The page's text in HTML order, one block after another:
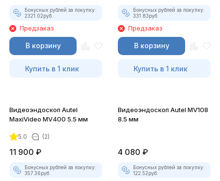
Бонусных рублей за покупку:
2321.02руб.
Предзаказ
В корзину
Купить в 1 клик
Бонусных рублей за покупку:
331.83руб.
Предзаказ
В корзину
Купить в 1 клик
Видеоэндоскоп Autel
MaxiVideo MV400 5.5 мм
5.0 (2)
11 900 ₽
Бонусных рублей за покупку:
357.36руб.
Видеоэндоскоп Autel MV108
8.5 мм
4 080 ₽
Бонусных рублей за покупку:
122.52руб.